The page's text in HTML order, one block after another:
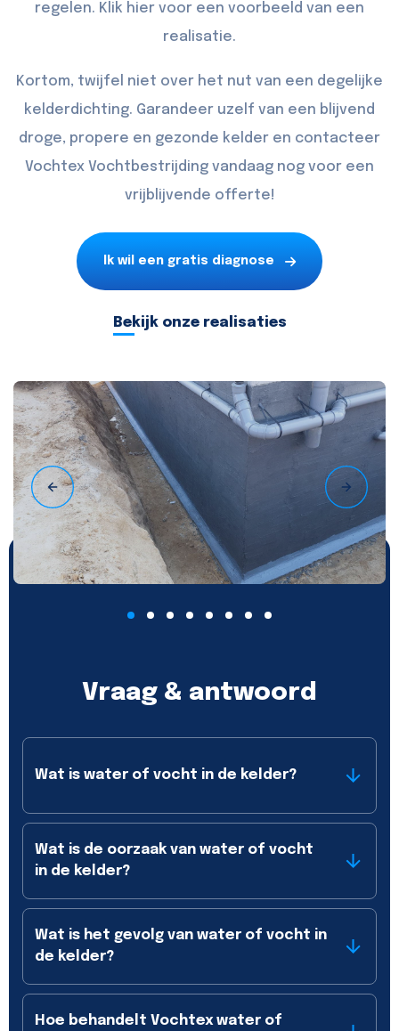
regelen. Klik hier voor een voorbeeld van een
realisatie.
Kortom, twijfel niet over het nut van een degelijke
kelderdichting. Garandeer uzelf van een blijvend
droge, propere en gezonde kelder en contacteer
Vochtex Vochtbestrijding vandaag nog voor een
vrijblijvende offerte!
Ik wil een gratis diagnose
Bekijk onze realisaties
Vraag & antwoord
Wat is water of vocht in de kelder?
Wat is de oorzaak van water of vocht
in de kelder?
Wat is het gevolg van water of vocht in
de kelder?
Hoe behandelt Vochtex water of